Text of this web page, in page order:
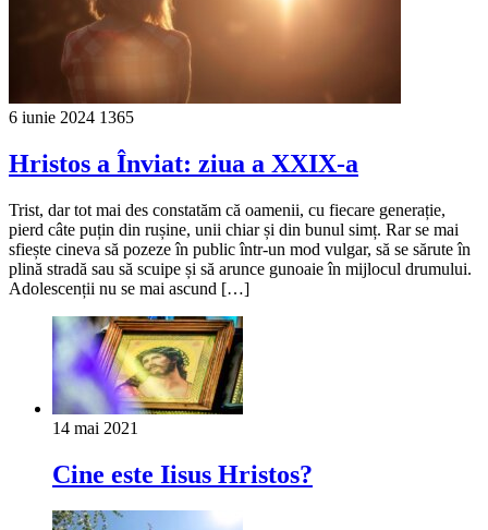
6 iunie 2024 1365
Hristos a Înviat: ziua a XXIX-a
Trist, dar tot mai des constatăm că oamenii, cu fiecare generație,
pierd câte puțin din rușine, unii chiar și din bunul simț. Rar se mai
sfiește cineva să pozeze în public într-un mod vulgar, să se sărute în
plină stradă sau să scuipe și să arunce gunoaie în mijlocul drumului.
Adolescenții nu se mai ascund […]
14 mai 2021
Cine este Iisus Hristos?